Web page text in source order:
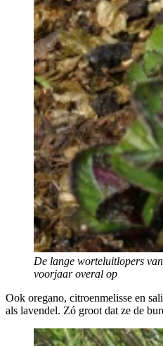
De lange worteluitlopers
voorjaar overal op
Ook oregano, citroenmelisse en
als lavendel. Zó groot dat ze de